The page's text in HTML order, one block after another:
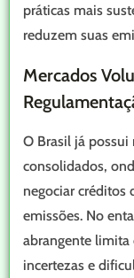
práticas mais
reduzem suas
Mercados
O Brasil já
consolidados,
negociar créditos
emissões. No
abrangente limita
incertezas e